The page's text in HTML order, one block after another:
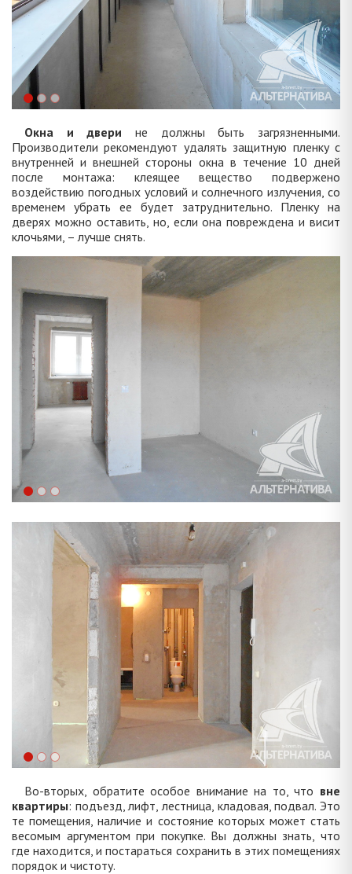
Окна и двери не должны быть загрязненными.
Производители рекомендуют удалять защитную пленку с
внутренней и внешней стороны окна в течение 10 дней
после монтажа: клеящее вещество подвержено
воздействию погодных условий и солнечного излучения, со
временем убрать ее будет затруднительно. Пленку на
дверях можно оставить, но, если она повреждена и висит
клочьями, – лучше снять.
Во-вторых, обратите особое внимание на то, что вне
квартиры: подъезд, лифт, лестница, кладовая, подвал. Это
те помещения, наличие и состояние которых может стать
весомым аргументом при покупке. Вы должны знать, что
где находится, и постараться сохранить в этих помещениях
порядок и чистоту.